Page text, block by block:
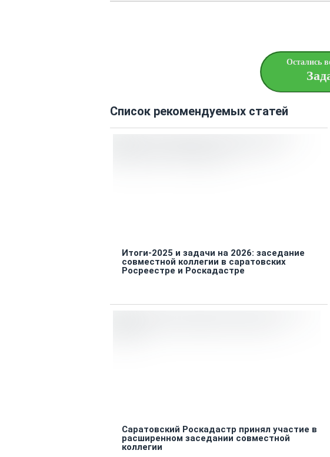
Остались
Список рекомендуемых статей
Итоги-2025 и задачи на 2026: заседание
совместной коллегии в саратовских
Росреестре и Роскадастре
Саратовский Роскадастр принял участие в
расширенном заседании совместной
коллегии